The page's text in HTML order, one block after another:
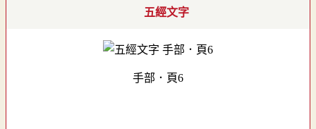
五經文字
手部．頁6